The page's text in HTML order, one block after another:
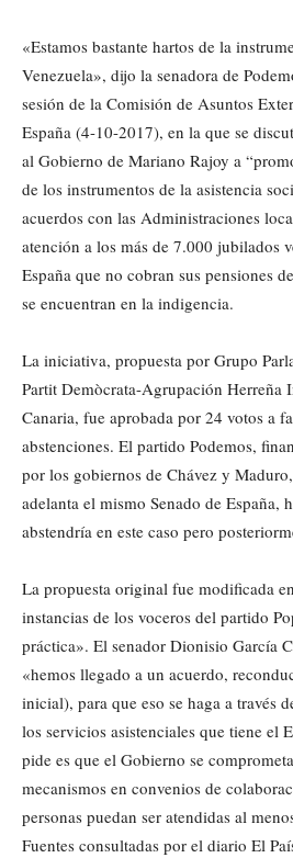
«Estamos bastante hartos de la
Venezuela», dijo la senadora de
sesión de la Comisión de Asuntos
España (4-10-2017), en la que se
al Gobierno de Mariano Rajoy a
de los instrumentos de la asistencia
acuerdos con las Administraciones
atención a los más de 7.000 jubilados
España que no cobran sus pensiones
se encuentran en la indigencia.
La iniciativa, propuesta por Grupo
Partit Demòcrata-Agrupación Herreña
Canaria, fue aprobada por 24 votos a
abstenciones. El partido Podemos,
por los gobiernos de Chávez y
adelanta el mismo Senado de España,
abstendría en este caso pero
La propuesta original fue modificada
instancias de los voceros del partido
práctica». El senador Dionisio García
«hemos llegado a un acuerdo,
inicial), para que eso se haga a través
los servicios asistenciales que tiene el
pide es que el Gobierno se
mecanismos en convenios de
personas puedan ser atendidas al
Fuentes consultadas por el diario El